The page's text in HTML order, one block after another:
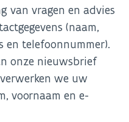
van vragen en advies
(naam,
en telefoonnummer).
onze nieuwsbrief
we uw
voornaam en e-